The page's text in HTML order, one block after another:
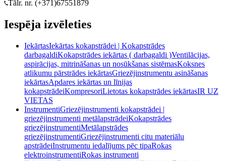
Tālr. nr. (+371)67551879
Iespēja izvēleties
IekārtasIekārtas kokapstrādei | Kokapstrādes
darbagaldiKokapstrādes iekārtas ( darbagaldi )Ventilācijas,
aspirācijas, mitrināšanas un nosūkšanas sistēmasKoksnes
atlikumu pārstrādes iekārtasGriezējinstrumentu asināšanas
iekārtasApdares iekārtas un līnijas
kokapstrādeiKompresoriLietotas kokapstrādes iekārtasIR UZ
VIETAS
InstrumentiGriezējinstrumenti kokapstrādei |
griezējinstrumenti metālapstrādeiKokapstrādes
griezējinstrumentiMetālapstrādes
griezējinstrumentiGriezējinstrumenti citu materiālu
apstrādeiInstrumentu iedalījums pēc tipaRokas
elektroinstrumentiRokas instrumenti